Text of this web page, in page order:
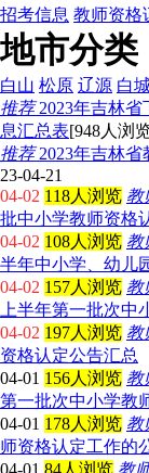
招考信息 教师资格
地市分类
白山 松原 辽源 白
推荐2023年吉林省
息汇总表[948人浏
推荐2023年吉林省
23-04-21
04-02 118人浏览 教
批中小学教师资格
04-02 108人浏览 教
半年中小学、幼儿
04-02 157人浏览 教
上半年第一批次中
04-02 197人浏览 教
资格认定公告汇总
04-01 156人浏览 教
第一批次中小学教
04-01 178人浏览 教
师资格认定工作的
04-01 84人浏览 教